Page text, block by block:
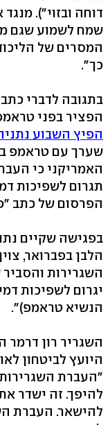
דוחה ובזוי").
שמח לשמוע שגם
המסרים של
כך".
בתגובה לדברי
הפציר בפני
הפיץ השבוע
שערך עם טראמפ
האמריקני כי
תגרום לשפיכות
הפרסום של כתב
בפגישה שקיים
הלבן בפברואר,
השגרירות
יגרום לשפיכות
הנשיא טראמפ)".
השגריר רון
היועץ לביטחון
"העברת
להיפך. זה ישדר
להישאר. העברת